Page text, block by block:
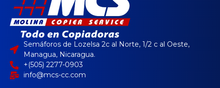
Semáforos de Lozelsa 2c al Norte, 1/2 c al Oeste,
Managua, Nicaragua.
+(505) 2277-0903
info@mcs-cc.com